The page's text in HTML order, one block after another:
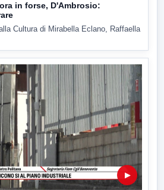
in forse, D'Ambrosio:
Cultura di Mirabella Eclano, Raffaella
▶